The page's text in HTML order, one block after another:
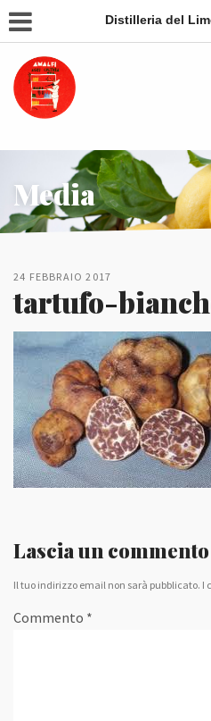
Distilleria del
Media
24 FEBBRAIO 2017
tartufo-
Lascia un commento
Il tuo indirizzo email non sarà pubblicato. I
Commento *